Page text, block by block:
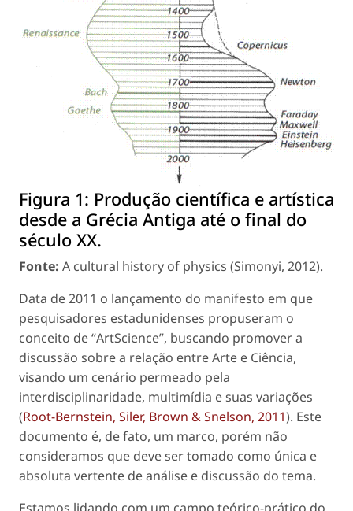
Figura 1: Produção científica e artística
desde a Grécia Antiga até o final do
século XX.
Fonte: A cultural history of physics (Simonyi, 2012).
Data de 2011 o lançamento do manifesto em que
pesquisadores estadunidenses propuseram o
conceito de “ArtScience”, buscando promover a
discussão sobre a relação entre Arte e Ciência,
visando um cenário permeado pela
interdisciplinaridade, multimídia e suas variações
(Root-Bernstein, Siler, Brown & Snelson, 2011). Este
documento é, de fato, um marco, porém não
consideramos que deve ser tomado como única e
absoluta vertente de análise e discussão do tema.